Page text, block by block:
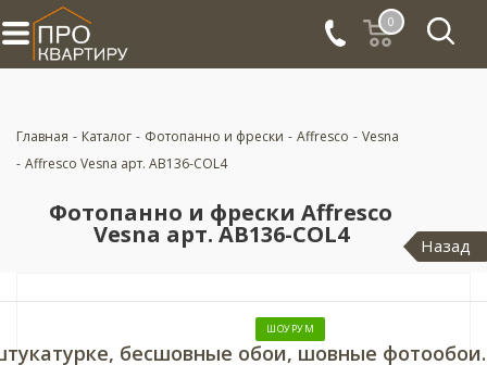
0
Главная - Каталог - Фотопанно и фрески - Affresco - Vesna
- Affresco Vesna арт. AB136-COL4
Фотопанно и фрески Affresco
Vesna арт. AB136-COL4 Назад
ШОУРУМ
бесшовные обои, шовные